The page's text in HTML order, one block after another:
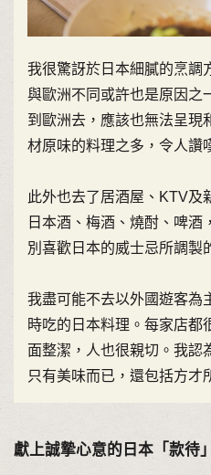
我很驚訝於日本細膩的烹調
與歐洲不同或許也是原因之
到歐洲去，應該也無法呈現
材原味的料理之多，令人讚
此外也去了居酒屋、KTV及
日本酒、梅酒、燒酎、啤酒
別喜歡日本的威士忌所調製
我盡可能不去以外國遊客為
時吃的日本料理。每家店都
面整潔，人也很親切。我認
只有美味而已，還包括方才
獻上誠摯心意的日本「款待」